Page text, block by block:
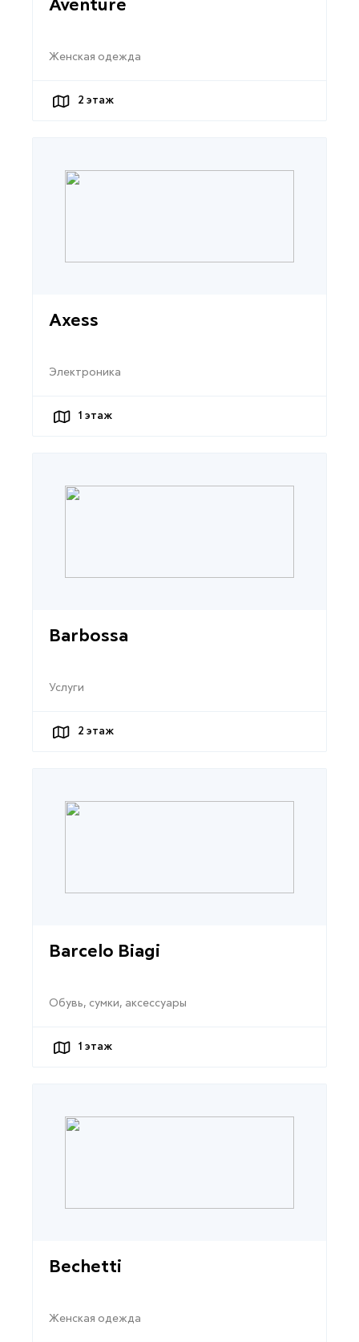
Aventure
Женская одежда
2 этаж
Axess
Электроника
1 этаж
Barbossa
Услуги
2 этаж
Barcelo Biagi
Обувь, сумки, аксессуары
1 этаж
Bechetti
Женская одежда